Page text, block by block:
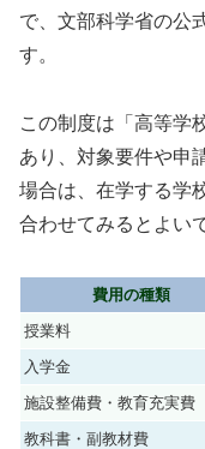
で、文部科学省の公
す。
この制度は「高等学
あり、対象要件や申
場合は、在学する学
合わせてみるとよい
費用の種類
授業料
入学金
施設整備費・教育充実費
教科書・副教材費